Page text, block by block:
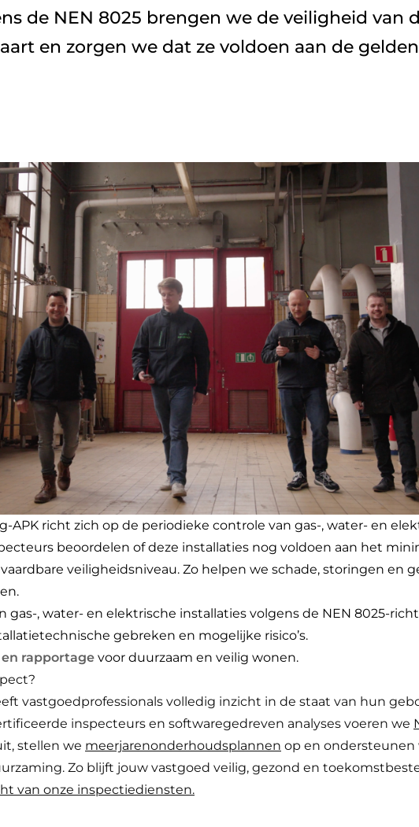
de NEN 8025 brengen we de veiligheid van
en zorgen we dat ze voldoen aan de
APK richt zich op de periodieke controle van gas-, water- en
beoordelen of deze installaties nog voldoen aan het
veiligheidsniveau. Zo helpen we schade, storingen en
gas-, water- en elektrische installaties volgens de NEN 8025-
gebreken en mogelijke risico’s.
rapportage voor duurzaam en veilig wonen.
vastgoedprofessionals volledig inzicht in de staat van hun
inspecteurs en softwaregedreven analyses voeren we
stellen we meerjarenonderhoudsplannen op en ondersteunen
Zo blijft jouw vastgoed veilig, gezond en
van onze inspectiediensten.